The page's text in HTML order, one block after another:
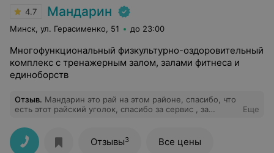
4.7 Мандарин
Минск, ул. Герасименко, 51 до 23:00
Многофункциональный физкультурно-оздоровительный
комплекс с тренажерным залом, залами фитнеса и
единоборств
Отзыв. Мандарин это рай на этом районе, спасибо, что
есть этот райский уголок, спасибо за сервис , за
туда ходить !
Еще
Отзывы3 Все цены